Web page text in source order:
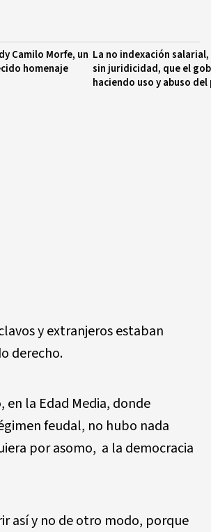
Camilo Morfe, un
homenaje
La no indexación
sin juridicidad, que el
haciendo uso y abuso
y extranjeros estaban
derecho.
en la Edad Media, donde
feudal, no hubo nada
por asomo, a la democracia
así y no de otro modo, porque